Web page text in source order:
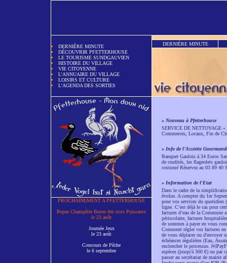
DERNIÈRE MINUTE
DÉCOUVRIR PFETTERHOUSE
LE TOURISME SUNDGAUVIEN
HISTOIRE DU VILLAGE
VIE CITOYENNE
L'ANNUAIRE DU VILLAGE
LOISIRS ET CULTURE
L'AGENDA DES SORTIES
DERNIÈRE MINUTE
PROCHAINEMENT A PFETTERHOUSE
Repas Champêtre Borne des trois Puissance
le 23 août
Journée Jeux
le 23 août
Concours de Pêche
le 6 septembre
» Nouveau à Pfetterhouse
SERVICE DE NETTOYAGE «
Commerces, Locaux, Fin de
» Info de l'Assiette
Banquet Gaulois à 34 Euros
de crudités, les flageolets
costumé Réservez au 03 89 40
» Information de l'Etat
Dans le cadre de la
évolue. A compter du 1er
pour vos services du quotidien
ligne. C’est déjà le cas pour
factures d’eau de la Commune
périscolaire, factures
de sommes à payer en vous
Comment régler vos factures
de vous déplacer ou d'envoyer
échéances régulières (Eau,
enclencher le processus.
espèces (jusqu'à 300 €) ou par
passer au secrétariat de mairie